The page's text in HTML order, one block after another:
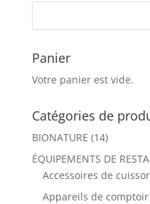
Panier
Votre panier est vide.
Catégories de
BIONATURE (14)
ÉQUIPEMENTS DE
Accessoires de
Appareils de comptoir